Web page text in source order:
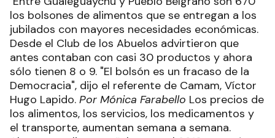
los bolsones de alimentos que se entregan a los
jubilados con mayores necesidades económicas.
Desde el Club de los Abuelos advirtieron que
antes contaban con casi 30 productos y ahora
sólo tienen 8 o 9. "El bolsón es un fracaso de la
Democracia", dijo el referente de Camam, Víctor
Hugo Lapido. Por Mónica Farabello Los precios de
los alimentos, los servicios, los medicamentos y
el transporte, aumentan semana a semana.